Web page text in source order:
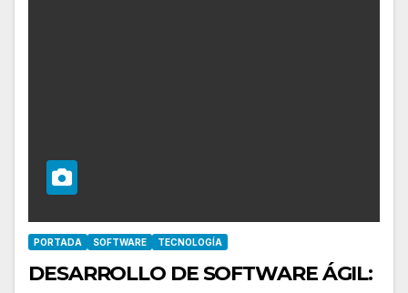
PORTADA SOFTWARE TECNOLOGÍA
DESARROLLO DE SOFTWARE ÁGIL: